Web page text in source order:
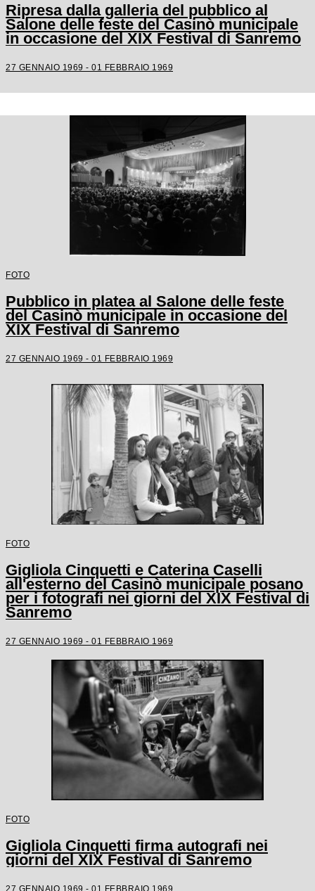
Ripresa dalla galleria del pubblico al
Salone delle feste del Casinò municipale
in occasione del XIX Festival di Sanremo
27 GENNAIO 1969 - 01 FEBBRAIO 1969
FOTO
Pubblico in platea al Salone delle feste
del Casinò municipale in occasione del
XIX Festival di Sanremo
27 GENNAIO 1969 - 01 FEBBRAIO 1969
FOTO
Gigliola Cinquetti e Caterina Caselli
all'esterno del Casinò municipale posano
per i fotografi nei giorni del XIX Festival di
Sanremo
27 GENNAIO 1969 - 01 FEBBRAIO 1969
FOTO
Gigliola Cinquetti firma autografi nei
giorni del XIX Festival di Sanremo
27 GENNAIO 1969 - 01 FEBBRAIO 1969